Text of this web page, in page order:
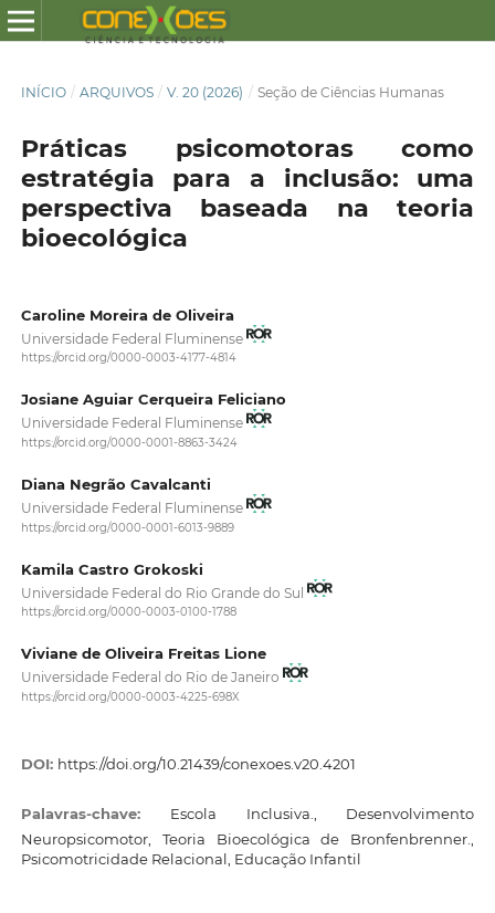
INÍCIO / ARQUIVOS / V. 20 (2026) / Seção de Ciências Humanas
Práticas psicomotoras como
estratégia para a inclusão: uma
perspectiva baseada na teoria
bioecológica
Caroline Moreira de Oliveira
Universidade Federal Fluminense
https://orcid.org/0000-0003-4177-4814
Josiane Aguiar Cerqueira Feliciano
Universidade Federal Fluminense
https://orcid.org/0000-0001-8863-3424
Diana Negrão Cavalcanti
Universidade Federal Fluminense
https://orcid.org/0000-0001-6013-9889
Kamila Castro Grokoski
Universidade Federal do Rio Grande do Sul
https://orcid.org/0000-0003-0100-1788
Viviane de Oliveira Freitas Lione
Universidade Federal do Rio de Janeiro
https://orcid.org/0000-0003-4225-698X
DOI: https://doi.org/10.21439/conexoes.v20.4201
Palavras-chave: Escola Inclusiva., Desenvolvimento
Neuropsicomotor, Teoria Bioecológica de Bronfenbrenner.,
Psicomotricidade Relacional, Educação Infantil